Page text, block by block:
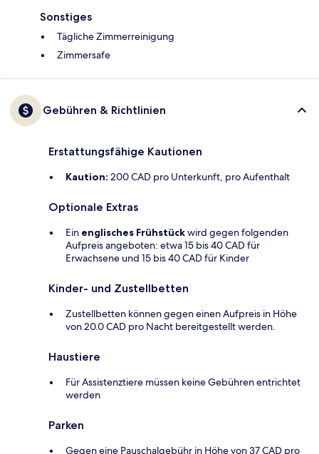
Sonstiges
Tägliche Zimmerreinigung
Zimmersafe
Gebühren & Richtlinien
Erstattungsfähige Kautionen
Kaution: 200 CAD pro Unterkunft, pro Aufenthalt
Optionale Extras
Ein englisches Frühstückwird gegen folgenden
Aufpreis angeboten: etwa 15 bis 40 CAD für
Erwachsene und 15 bis 40 CAD für Kinder
Kinder- und Zustellbetten
Zustellbetten können gegen einen Aufpreis in Höhe
von 20.0 CAD pro Nacht bereitgestellt werden.
Haustiere
Für Assistenztiere müssen keine Gebühren entrichtet
werden
Parken
Gegen eine Pauschalgebühr in Höhe von 37 CAD pro